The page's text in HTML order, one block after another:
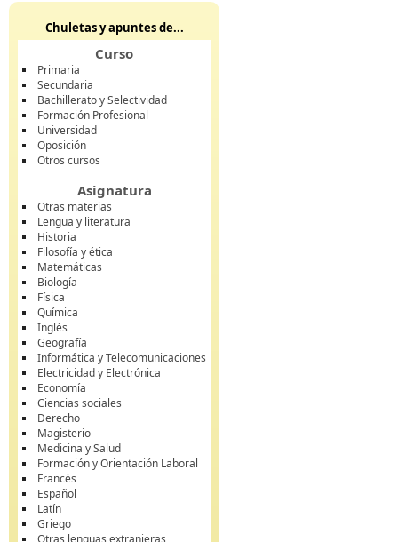
Chuletas y apuntes de...
Curso
Primaria
Secundaria
Bachillerato y Selectividad
Formación Profesional
Universidad
Oposición
Otros cursos
Asignatura
Otras materias
Lengua y literatura
Historia
Filosofía y ética
Matemáticas
Biología
Física
Química
Inglés
Geografía
Informática y Telecomunicaciones
Electricidad y Electrónica
Economía
Ciencias sociales
Derecho
Magisterio
Medicina y Salud
Formación y Orientación Laboral
Francés
Español
Latín
Griego
Otras lenguas extranjeras